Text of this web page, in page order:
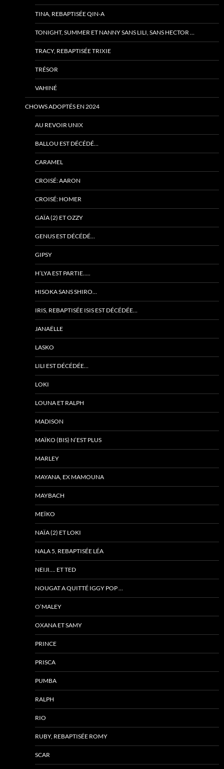
TINA, REBAPTISÉE QIN-A
TONIGHT, SUMMER ET NANNY SANS LILI, SANS HECTOR …
TRACY, REBAPTISÉE TRIXIE
TRÉSOR
VAHINÉ
CHOWS ADOPTÉS EN 2024
AU REVOIR UNIX
BALLOU EST DÉCÉDÉ…
CARAMEL
CROISÉ: AARON
CROISÉ: HOMER
GAÏA (2) ET OZZY
GENUS EST DÉCÉDÉ…
GIPSY
H’LYA EST PARTIE…..
HISOKA SANS SHIRO…
IRIS, REBAPTISÉE ISIS EST DÉCÉDÉE…
JANAËLLE
LASKO
LILI EST DÉCÉDÉE…
LOKI
LOUNA ET RALPH
MADISON
MAÏKO (BIS) N’EST PLUS
MARLEY
MAYANA, EX MAMOUNA
MAYBACH
MEÏKO
NAÏA (2) ET LOKI
NALA 5, REBAPTISÉE LÉA
NEIJI…. ET TED
NOUGAT A QUITTÉ IGGY POP …
O’MALEY
OXANA ET SAMY
PRINCE
PRISCA
PUMBA
RALPH
RIO
RUBY, REBAPTISÉE ROMY
SCAR